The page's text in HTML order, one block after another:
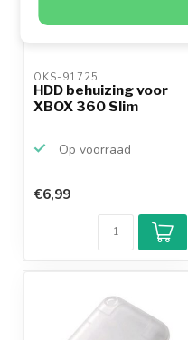
OKS-91725
HDD behuizing voor
XBOX 360 Slim
Op voorraad
€6,99